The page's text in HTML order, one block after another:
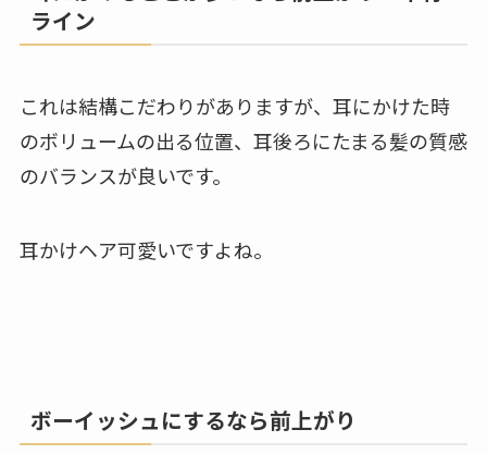
ライン
これは結構こだわりがありますが、耳にかけた時
のボリュームの出る位置、耳後ろにたまる髪の質感
のバランスが良いです。
耳かけヘア可愛いですよね。
ボーイッシュにするなら前上がり